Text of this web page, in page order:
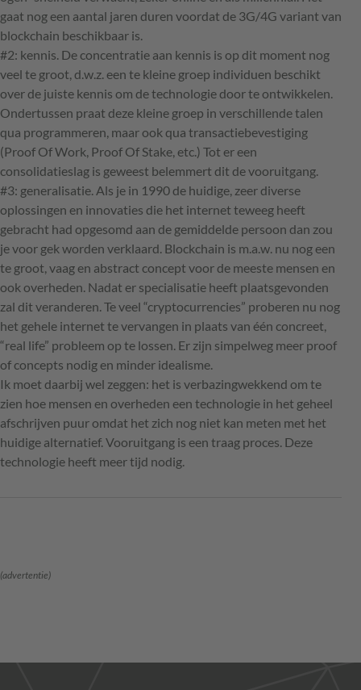
gaat nog een aantal jaren duren voordat de 3G/4G variant van
blockchain beschikbaar is.
#2: kennis. De concentratie aan kennis is op dit moment nog
veel te groot, d.w.z. een te kleine groep individuen beschikt
over de juiste kennis om de technologie door te ontwikkelen.
Ondertussen praat deze kleine groep in verschillende talen
qua programmeren, maar ook qua transactiebevestiging
(Proof Of Work, Proof Of Stake, etc.) Tot er een
consolidatieslag is geweest belemmert dit de vooruitgang.
#3: generalisatie. Als je in 1990 de huidige, zeer diverse
oplossingen en innovaties die het internet teweeg heeft
gebracht had opgesomd aan de gemiddelde persoon dan zou
je voor gek worden verklaard. Blockchain is m.a.w. nu nog een
te groot, vaag en abstract concept voor de meeste mensen en
ook overheden. Nadat er specialisatie heeft plaatsgevonden
zal dit veranderen. Te veel “cryptocurrencies” proberen nu nog
het gehele internet te vervangen in plaats van één concreet,
“real life” probleem op te lossen. Er zijn simpelweg meer proof
of concepts nodig en minder idealisme.
Ik moet daarbij wel zeggen: het is verbazingwekkend om te
zien hoe mensen en overheden een technologie in het geheel
afschrijven puur omdat het zich nog niet kan meten met het
huidige alternatief. Vooruitgang is een traag proces. Deze
technologie heeft meer tijd nodig.
(advertentie)